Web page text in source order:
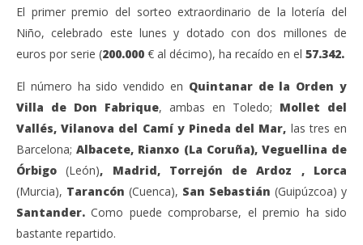
El primer premio del sorteo extraordinario de la lotería del
Niño, celebrado este lunes y dotado con dos millones de
euros por serie (200.000 € al décimo), ha recaído en el 57.342.
El número ha sido vendido en Quintanar de la Orden y
Villa de Don Fabrique, ambas en Toledo; Mollet del
Vallés, Vilanova del Camí y Pineda del Mar, las tres en
Barcelona;Albacete, Rianxo (La Coruña), Veguellina de
Órbigo (León),
Madrid, Torrejón de Ardoz , Lorca
(Murcia), Tarancón (Cuenca), San Sebastián (Guipúzcoa) y
Santander.Como puede comprobarse, el premio ha sido
bastante repartido.